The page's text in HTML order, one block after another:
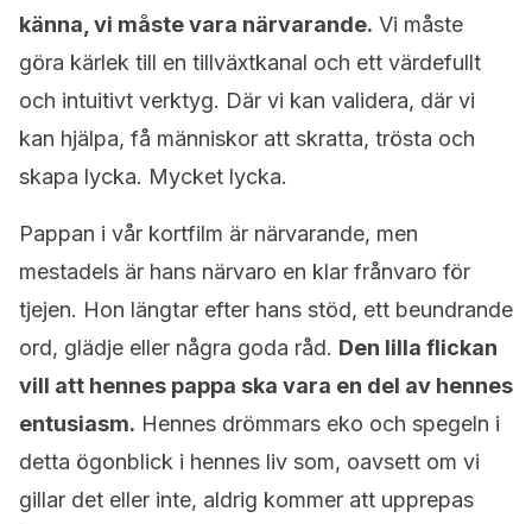
känna, vi måste vara närvarande. Vi måste
göra kärlek till en tillväxtkanal och ett värdefullt
och intuitivt verktyg. Där vi kan validera, där vi
kan hjälpa, få människor att skratta, trösta och
skapa lycka. Mycket lycka.
Pappan i vår kortfilm är närvarande, men
mestadels är hans närvaro en klar frånvaro för
tjejen. Hon längtar efter hans stöd, ett beundrande
ord, glädje eller några goda råd. Den lilla flickan
vill att hennes pappa ska vara en del av hennes
entusiasm. Hennes drömmars eko och spegeln i
detta ögonblick i hennes liv som, oavsett om vi
gillar det eller inte, aldrig kommer att upprepas